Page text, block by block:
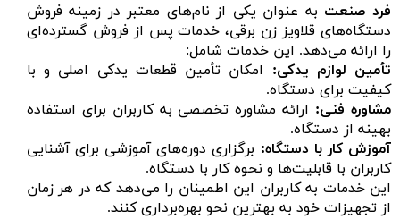
فرد صنعت به عنوان یکی از نام‌های معتبر در زمینه فروش
دستگاه‌های قلاویز زن برقی، خدمات پس از فروش گسترده‌ای
را ارائه می‌دهد. این خدمات شامل:
تأمین لوازم یدکی: امکان تأمین قطعات یدکی اصلی و با
کیفیت برای دستگاه.
مشاوره فنی: ارائه مشاوره تخصصی به کاربران برای استفاده
بهینه از دستگاه.
آموزش کار با دستگاه: برگزاری دوره‌های آموزشی برای آشنایی
کاربران با قابلیت‌ها و نحوه کار با دستگاه.
این خدمات به کاربران این اطمینان را می‌دهد که در هر زمان
از تجهیزات خود به بهترین نحو بهره‌برداری کنند.